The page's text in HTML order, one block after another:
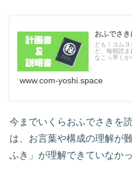
おふでさ
ども！コム
ど、毎朝読
なこっ早くか
www.com-yoshi.space
今までいくらおふでさきを
は、お言葉や構成の理解が
ふき」が理解できていなか